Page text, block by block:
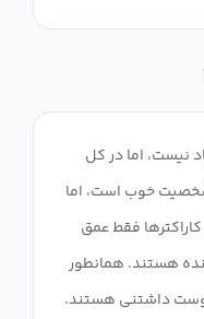
نیست، اما در کل
خوب است، اما
فقط عمق
هستند. همانطور
داشتنی هستند.